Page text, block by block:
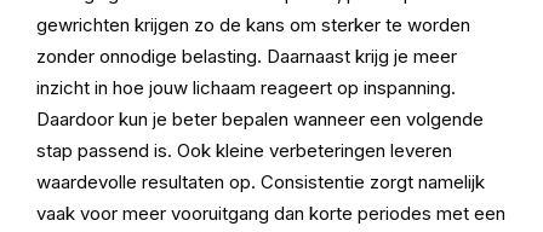
gewrichten krijgen zo de kans om sterker te worden
zonder onnodige belasting. Daarnaast krijg je meer
inzicht in hoe jouw lichaam reageert op inspanning.
Daardoor kun je beter bepalen wanneer een volgende
stap passend is. Ook kleine verbeteringen leveren
waardevolle resultaten op. Consistentie zorgt namelijk
vaak voor meer vooruitgang dan korte periodes met een